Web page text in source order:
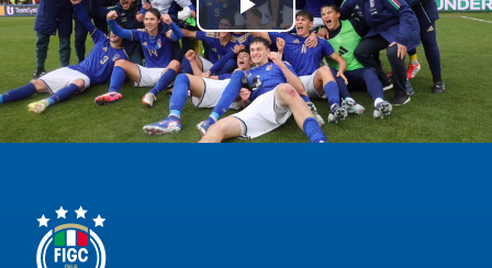
partner
delle
nazionali
Assicurazione
Play
Video